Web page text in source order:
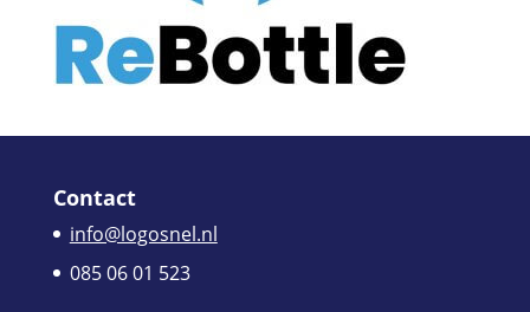
Contact
info@logosnel.nl
085 06 01 523